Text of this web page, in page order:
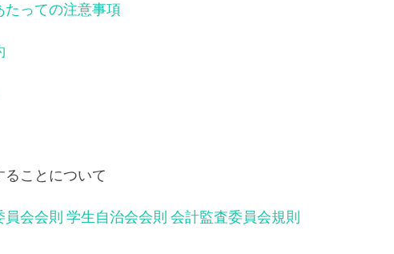
たっての注意事項
ることについて
会会則 学生自治会会則 会計監査委員会規則